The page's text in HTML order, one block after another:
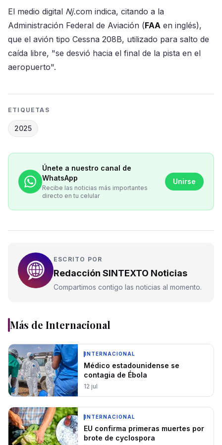
El medio digital Nj.com indica, citando a la
Administración Federal de Aviación (FAA en inglés),
que el avión tipo Cessna 208B, utilizado para salto de
caída libre, "se desvió hacia el final de la pista en el
aeropuerto".
ETIQUETAS
2025
Únete a nuestro canal de
WhatsApp
Recibe las noticias más importantes
directo en tu celular
Unirse
ESCRITO POR
Redacción SINTEXTO Noticias
Compartimos contigo las noticias al momento.
Más de Internacional
INTERNACIONAL
Médico estadounidense se
contagia de Ébola
12 jul
INTERNACIONAL
EU confirma primeras muertes por
brote de cyclospora